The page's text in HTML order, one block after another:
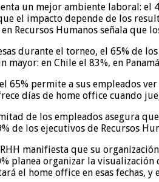
un mejor ambiente laboral: el
el impacto depende de los
Recursos Humanos señala
durante el torneo, el 65% de
mayor: en Chile el 83%, en
65% permite a sus empleados
días de home office cuando
mitad de los empleados
de los ejecutivos de Recursos
manifiesta que su
planea organizar la
el home office en esas fechas,